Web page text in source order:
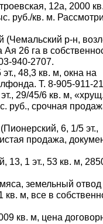
12а, 2000
руб./кв. м.
(Чемальский р-н,
Ая 26 га в
940-2707.
48,3 кв. м, окна на
Т. 8-905-911-
29/45/6 кв. м,
руб., срочная
6, 1/5 эт.,
продажа,
13, 1 эт., 53 кв. м,
земельный отвод
м, все в
кв. м, цена